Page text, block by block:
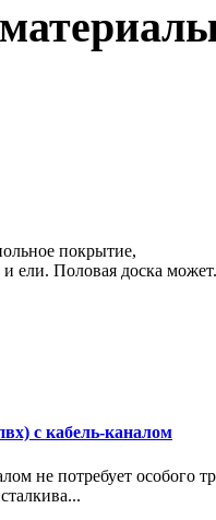
покрытие,
и ели. Половая доска
с кабель-каналом
не потребует особого